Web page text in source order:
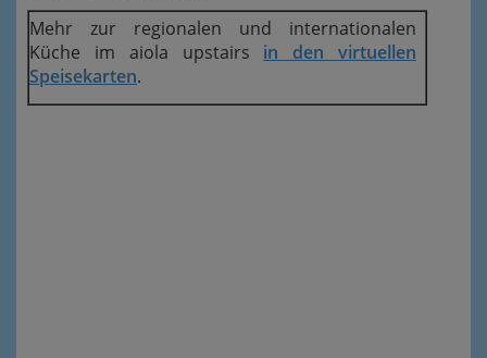
Mehr zur regionalen und internationalen
Küche im aiola upstairs in den virtuellen
Speisekarten.